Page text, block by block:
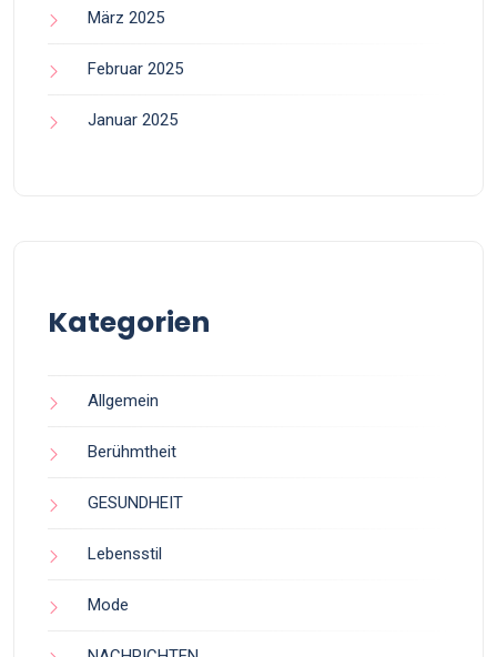
März 2025
Februar 2025
Januar 2025
Kategorien
Allgemein
Berühmtheit
GESUNDHEIT
Lebensstil
Mode